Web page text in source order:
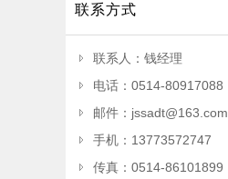
联系方式
联系人：钱经理
电话：0514-80917088
邮件：jssadt@163.com
手机：13773572747
传真：0514-86101899